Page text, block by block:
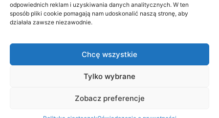
odpowiednich reklam i uzyskiwania danych analitycznych. W ten
sposób pliki cookie pomagają nam udoskonalić naszą stronę, aby
działała zawsze niezawodnie.
Chcę wszystkie
Tylko wybrane
Zobacz preferencje
Salony INEA
Napisz do
Polityka prywatnościRODO w INEABezpieczeństwo